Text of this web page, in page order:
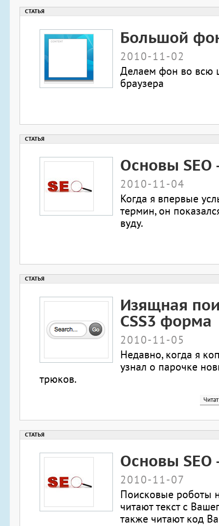
Большой
2010-11-02
Делаем фон во всю
браузера
Основы SEO
2010-11-04
Когда я впервые
термин, он
вуду.
Изящная
CSS3 форма
2010-11-05
Недавно, когда я
узнал о парочке
трюков.
Основы SEO
2010-11-07
Поисковые роботы
читают текст с
также читают код